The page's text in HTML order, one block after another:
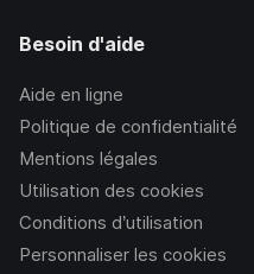
Besoin d'aide
Aide en ligne
Politique de confidentialité
Mentions légales
Utilisation des cookies
Conditions d’utilisation
Personnaliser les cookies